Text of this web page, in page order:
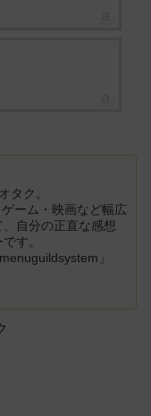
タク。
ーム・映画など幅広
自分の正直な感想
す。
」